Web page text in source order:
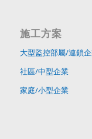
施工方案
大型監控部屬/連鎖
社區/中型企業
家庭/小型企業